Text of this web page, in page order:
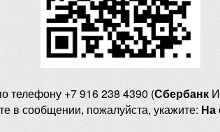
телефону +7 916 238 4390 (Сбербанк
в сообщении, пожалуйста, укажите: На